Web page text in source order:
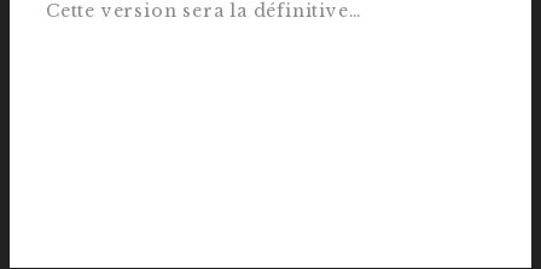
Cette version sera la définitive…